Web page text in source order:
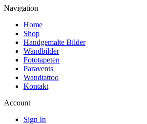
Navigation
Home
Shop
Handgemalte Bilder
Wandbilder
Fototapeten
Paravents
Wandtattoo
Kontakt
Account
Sign In